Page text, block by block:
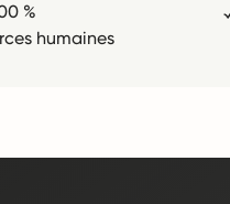
%
humaines